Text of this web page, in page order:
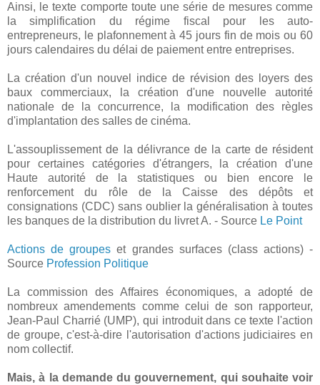
Ainsi, le texte comporte toute une série de mesures comme
la simplification du régime fiscal pour les auto-
entrepreneurs, le plafonnement à 45 jours fin de mois ou 60
jours calendaires du délai de paiement entre entreprises.
La création d'un nouvel indice de révision des loyers des
baux commerciaux, la création d'une nouvelle autorité
nationale de la concurrence, la modification des règles
d'implantation des salles de cinéma.
L'assouplissement de la délivrance de la carte de résident
pour certaines catégories d'étrangers, la création d'une
Haute autorité de la statistiques ou bien encore le
renforcement du rôle de la Caisse des dépôts et
consignations (CDC) sans oublier la généralisation à toutes
les banques de la distribution du livret A. - Source Le Point
Actions de groupes et grandes surfaces (class actions) -
Source Profession Politique
La commission des Affaires économiques, a adopté de
nombreux amendements comme celui de son rapporteur,
Jean-Paul Charrié (UMP), qui introduit dans ce texte l'action
de groupe, c'est-à-dire l'autorisation d'actions judiciaires en
nom collectif.
Mais, à la demande du gouvernement, qui souhaite voir